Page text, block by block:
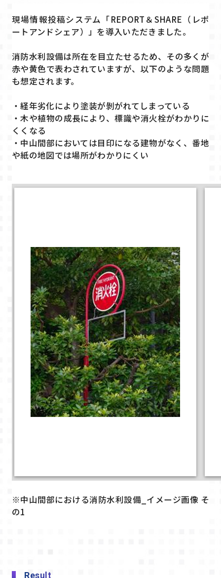
現場情報投稿システム「REPORT＆SHARE（レポ
ートアンドシェア）」を導入いただきました。
消防水利設備は所在を目立たせるため、その多くが
赤や黄色で表わされていますが、以下のような問題
も想定されます。
・経年劣化により塗装が剝がれてしまっている
・木や植物の成長により、標識や消火栓がわかりに
くくなる
・中山間部においては目印になる建物がなく、番地
や紙の地図では場所がわかりにくい
※中山間部における消防水利設備_イメージ画像 そ
の1
Result